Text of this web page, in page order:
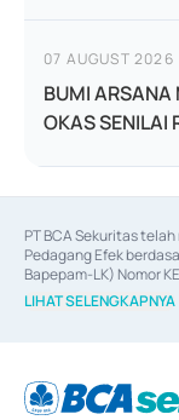
07 AUGUST 2026
BUMI
OKAS SENILAI
PT BCA Sekuritas
Pedagang Efek
Bapepam-LK) Nomor
06/D.04/2014 tanggal
Efek berdasarkan surat
berdasarkan surat
67/PM.21/2017 tanggal
LIHAT SELENGKAPNYA